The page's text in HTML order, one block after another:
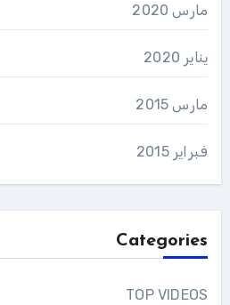
مارس 2020
يناير 2020
مارس 2015
فبراير 2015
Categories
TOP VIDEOS